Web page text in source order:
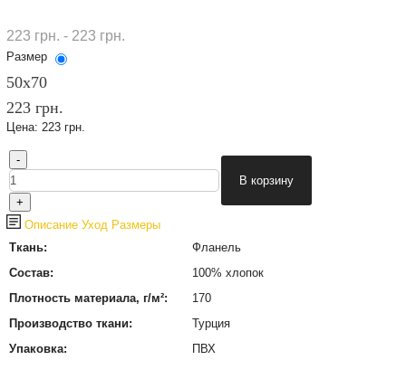
223 грн. - 223 грн.
Размер
50х70
223 грн.
Цена: 223 грн.
Описание Уход Размеры
Ткань:
Фланель
Состав:
100% хлопок
Плотность материала, г/м²:
170
Производство ткани:
Турция
Упаковка:
ПВХ